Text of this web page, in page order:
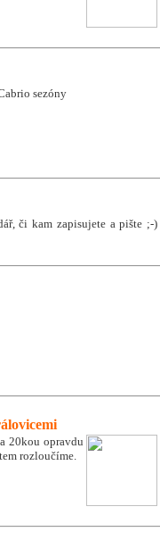
sezóny
či kam zapisujete a pište ;-)
20kou opravdu
rozloučíme.